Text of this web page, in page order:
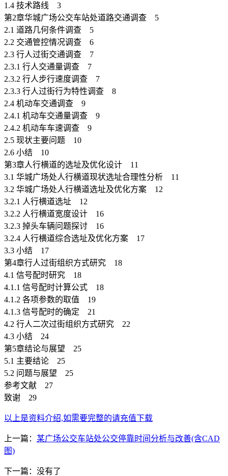
1.4 技术路线 3
第2章华城广场公交车站处道路交通调查 5
2.1 道路几何条件调查 5
2.2 交通管控情况调查 6
2.3 行人过街交通调查 7
2.3.1 行人交通量调查 7
2.3.2 行人步行速度调查 7
2.3.3 行人过街行为特性调查 8
2.4 机动车交通调查 9
2.4.1 机动车交通量调查 9
2.4.2 机动车车速调查 9
2.5 现状主要问题 10
2.6 小结 10
第3章人行横道的选址及优化设计 11
3.1 华城广场处人行横道现状选址合理性分析 11
3.2 华城广场处人行横道选址及优化方案 12
3.2.1 人行横道选址 12
3.2.2 人行横道宽度设计 16
3.2.3 掉头车辆问题探讨 16
3.2.4 人行横道综合选址及优化方案 17
3.3 小结 17
第4章行人过街组织方式研究 18
4.1 信号配时研究 18
4.1.1 信号配时计算公式 18
4.1.2 各项参数的取值 19
4.1.3 信号配时的确定 21
4.2 行人二次过街组织方式研究 22
4.3 小结 24
第5章结论与展望 25
5.1 主要结论 25
5.2 问题与展望 25
参考文献 27
致谢 29
以上是资料介绍,如需要完整的请充值下载
上一篇： 某广场公交车站处公交停靠时间分析与改善(含CAD
图)
下一篇：没有了